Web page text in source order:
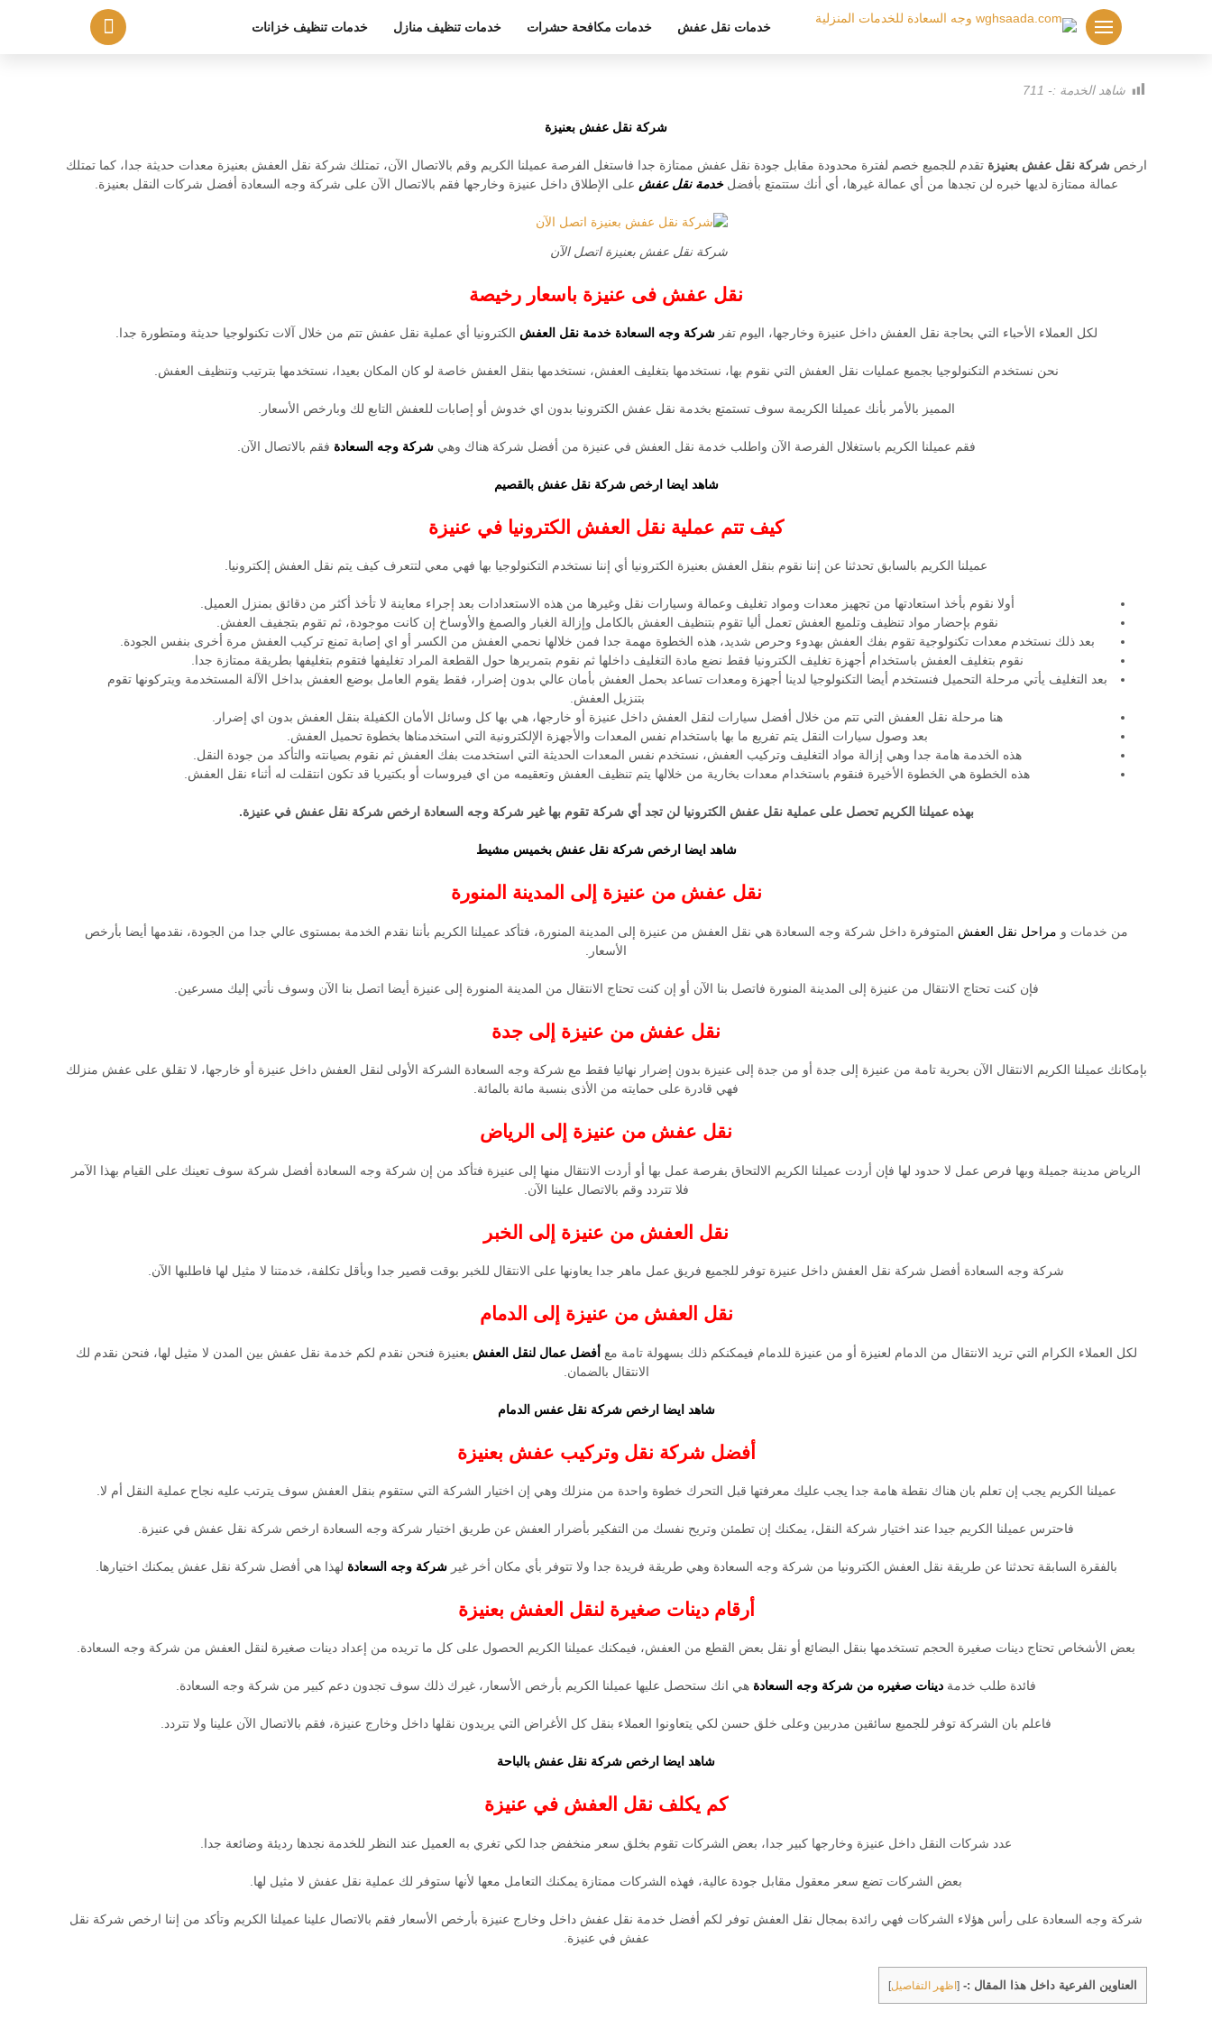
خدمات نقل عفش خدمات مكافحة حشرات خدمات تنظيف منازل خدمات تنظيف خزانات
شاهد الخدمة :- 711
شركة نقل عفش بعنيزة
ارخص شركة نقل عفش بعنيزة تقدم للجميع خصم لفترة محدودة مقابل جودة نقل عفش ممتازة جدا فاستغل الفرصة عميلنا الكريم وقم بالاتصال الآن، تمتلك شركة نقل العفش بعنيزة معدات حديثة جدا، كما تمتلك
عمالة ممتازة لديها خبره لن تجدها من أي عمالة غيرها، أي أنك ستتمتع بأفضلخدمة نقل عفش على الإطلاق داخل عنيزة وخارجها فقم بالاتصال الآن على شركة وجه السعادة أفضل شركات النقل بعنيزة.
شركة نقل عفش بعنيزة اتصل الآن
نقل عفش فى عنيزة باسعار رخيصة
لكل العملاء الأحباء التي بحاجة نقل العفش داخل عنيزة وخارجها، اليوم تفرشركة وجه السعادة خدمة نقل العفش الكترونيا أي عملية نقل عفش تتم من خلال آلات تكنولوجيا حديثة ومتطورة جدا.
نحن نستخدم التكنولوجيا بجميع عمليات نقل العفش التي نقوم بها، نستخدمها بتغليف العفش، نستخدمها بنقل العفش خاصة لو كان المكان بعيدا، نستخدمها بترتيب وتنظيف العفش.
المميز بالأمر بأنك عميلنا الكريمة سوف تستمتع بخدمة نقل عفش الكترونيا بدون اي خدوش أو إصابات للعفش التابع لك وبارخص الأسعار.
فقم عميلنا الكريم باستغلال الفرصة الآن واطلب خدمة نقل العفش في عنيزة من أفضل شركة هناك وهيشركة وجه السعادة فقم بالاتصال الآن.
شاهد ايضا ارخص شركة نقل عفش بالقصيم
كيف تتم عملية نقل العفش الكترونيا في عنيزة
عميلنا الكريم بالسابق تحدثنا عن إننا نقوم بنقل العفش بعنيزة الكترونيا أي إننا نستخدم التكنولوجيا بها فهي معي لتتعرف كيف يتم نقل العفش إلكترونيا.
أولا نقوم بأخذ استعادتها من تجهيز معدات ومواد تغليف وعمالة وسيارات نقل وغيرها من هذه الاستعدادات بعد إجراء معاينة لا تأخذ أكثر من دقائق بمنزل العميل.
نقوم بإحضار مواد تنظيف وتلميع العفش تعمل أليا تقوم بتنظيف العفش بالكامل وإزالة الغبار والصمغ والأوساخ إن كانت موجودة، ثم تقوم بتجفيف العفش.
بعد ذلك نستخدم معدات تكنولوجية تقوم بفك العفش بهدوء وحرص شديد، هذه الخطوة مهمة جدا فمن خلالها نحمي العفش من الكسر أو اي إصابة تمنع تركيب العفش مرة أخرى بنفس الجودة.
نقوم بتغليف العفش باستخدام أجهزة تغليف الكترونيا فقط نضع مادة التغليف داخلها ثم نقوم بتمريرها حول القطعة المراد تغليفها فتقوم بتغليفها بطريقة ممتازة جدا.
بعد التغليف يأتي مرحلة التحميل فنستخدم أيضا التكنولوجيا لدينا أجهزة ومعدات تساعد بحمل العفش بأمان عالي بدون إضرار، فقط يقوم العامل بوضع العفش بداخل الآلة المستخدمة ويتركونها تقوم
بتنزيل العفش.
هنا مرحلة نقل العفش التي تتم من خلال أفضل سيارات لنقل العفش داخل عنيزة أو خارجها، هي بها كل وسائل الأمان الكفيلة بنقل العفش بدون اي إضرار.
بعد وصول سيارات النقل يتم تفريع ما بها باستخدام نفس المعدات والأجهزة الإلكترونية التي استخدمناها بخطوة تحميل العفش.
هذه الخدمة هامة جدا وهي إزالة مواد التغليف وتركيب العفش، نستخدم نفس المعدات الحديثة التي استخدمت بفك العفش ثم نقوم بصيانته والتأكد من جودة النقل.
هذه الخطوة هي الخطوة الأخيرة فنقوم باستخدام معدات بخارية من خلالها يتم تنظيف العفش وتعقيمه من اي فيروسات أو بكتيريا قد تكون انتقلت له أثناء نقل العفش.
بهذه عميلنا الكريم تحصل على عملية نقل عفش الكترونيا لن تجد أي شركة تقوم بها غير شركة وجه السعادة ارخص شركة نقل عفش في عنيزة.
شاهد ايضا ارخص شركة نقل عفش بخميس مشيط
نقل عفش من عنيزة إلى المدينة المنورة
من خدمات و مراحل نقل العفش المتوفرة داخل شركة وجه السعادة هي نقل العفش من عنيزة إلى المدينة المنورة، فتأكد عميلنا الكريم بأننا نقدم الخدمة بمستوى عالي جدا من الجودة، نقدمها أيضا بأرخص
الأسعار.
فإن كنت تحتاج الانتقال من عنيزة إلى المدينة المنورة فاتصل بنا الآن أو إن كنت تحتاج الانتقال من المدينة المنورة إلى عنيزة أيضا اتصل بنا الآن وسوف نأتي إليك مسرعين.
نقل عفش من عنيزة إلى جدة
بإمكانك عميلنا الكريم الانتقال الآن بحرية تامة من عنيزة إلى جدة أو من جدة إلى عنيزة بدون إضرار نهائيا فقط مع شركة وجه السعادة الشركة الأولى لنقل العفش داخل عنيزة أو خارجها، لا تقلق على عفش منزلك
فهي قادرة على حمايته من الأذى بنسبة مائة بالمائة.
نقل عفش من عنيزة إلى الرياض
الرياض مدينة جميلة وبها فرص عمل لا حدود لها فإن أردت عميلنا الكريم الالتحاق بفرصة عمل بها أو أردت الانتقال منها إلى عنيزة فتأكد من إن شركة وجه السعادة أفضل شركة سوف تعينك على القيام بهذا الآمر
فلا تتردد وقم بالاتصال علينا الآن.
نقل العفش من عنيزة إلى الخبر
شركة وجه السعادة أفضل شركة نقل العفش داخل عنيزة توفر للجميع فريق عمل ماهر جدا يعاونها على الانتقال للخبر بوقت قصير جدا وبأقل تكلفة، خدمتنا لا مثيل لها فاطلبها الآن.
نقل العفش من عنيزة إلى الدمام
لكل العملاء الكرام التي تريد الانتقال من الدمام لعنيزة أو من عنيزة للدمام فيمكنكم ذلك بسهولة تامة معأفضل عمال لنقل العفش بعنيزة فنحن نقدم لكم خدمة نقل عفش بين المدن لا مثيل لها، فنحن نقدم لك
الانتقال بالضمان.
شاهد ايضاارخص شركة نقل عفس الدمام
أفضل شركة نقل وتركيب عفش بعنيزة
عميلنا الكريم يجب إن تعلم بان هناك نقطة هامة جدا يجب عليك معرفتها قبل التحرك خطوة واحدة من منزلك وهي إن اختيار الشركة التي ستقوم بنقل العفش سوف يترتب عليه نجاح عملية النقل أم لا.
فاحترس عميلنا الكريم جيدا عند اختيار شركة النقل، يمكنك إن تطمئن وتريح نفسك من التفكير بأضرار العفش عن طريق اختيار شركة وجه السعادة ارخص شركة نقل عفش في عنيزة.
بالفقرة السابقة تحدثنا عن طريقة نقل العفش الكترونيا من شركة وجه السعادة وهي طريقة فريدة جدا ولا تتوفر بأي مكان أخر غيرشركة وجه السعادة لهذا هي أفضل شركة نقل عفش يمكنك اختيارها.
أرقام دينات صغيرة لنقل العفش بعنيزة
بعض الأشخاص تحتاج دينات صغيرة الحجم تستخدمها بنقل البضائع أو نقل بعض القطع من العفش، فيمكنك عميلنا الكريم الحصول على كل ما تريده من إعداد دينات صغيرة لنقل العفش من شركة وجه السعادة.
فائدة طلب خدمة دينات صغيره من شركة وجه السعادة هي انك ستحصل عليها عميلنا الكريم بأرخص الأسعار، غيرك ذلك سوف تجدون دعم كبير من شركة وجه السعادة.
فاعلم بان الشركة توفر للجميع سائقين مدربين وعلى خلق حسن لكي يتعاونوا العملاء بنقل كل الأغراض التي يريدون نقلها داخل وخارج عنيزة، فقم بالاتصال الآن علينا ولا تتردد.
شاهد ايضا ارخص شركة نقل عفش بالباحة
كم يكلف نقل العفش في عنيزة
عدد شركات النقل داخل عنيزة وخارجها كبير جدا، بعض الشركات تقوم بخلق سعر منخفض جدا لكي تغري به العميل عند النظر للخدمة نجدها رديئة وضائعة جدا.
بعض الشركات تضع سعر معقول مقابل جودة عالية، فهذه الشركات ممتازة يمكنك التعامل معها لأنها ستوفر لك عملية نقل عفش لا مثيل لها.
شركة وجه السعادة على رأس هؤلاء الشركات فهي رائدة بمجال نقل العفش توفر لكم أفضل خدمة نقل عفش داخل وخارج عنيزة بأرخص الأسعار فقم بالاتصال علينا عميلنا الكريم وتأكد من إننا ارخص شركة نقل
عفش في عنيزة.
العناوين الفرعية داخل هذا المقال :- [اظهر التفاصيل]